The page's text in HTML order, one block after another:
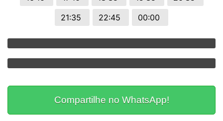
21:35
22:45 00:00
Compartilhe no WhatsApp!